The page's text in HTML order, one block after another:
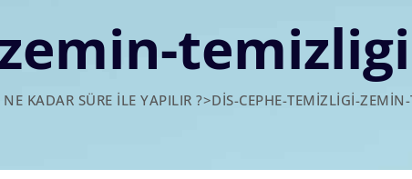
temizligi
KADAR SÜRE İLE YAPILIR ?>DIS-CEPHE-TEMIZLIGI-